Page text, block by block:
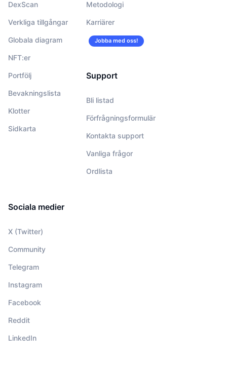
DexScan
Verkliga tillgångar
Globala diagram
NFT:er
Portfölj
Bevakningslista
Klotter
Sidkarta
Metodologi
Karriärer
Jobba med oss!
Support
Bli listad
Förfrågningsformulär
Kontakta support
Vanliga frågor
Ordlista
Sociala medier
X (Twitter)
Community
Telegram
Instagram
Facebook
Reddit
LinkedIn